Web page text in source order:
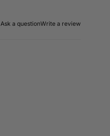
Ask a questionWrite a review